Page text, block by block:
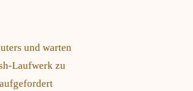
und warten
Laufwerk zu